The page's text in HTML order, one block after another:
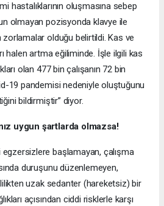
hastalıklarının oluşmasına sebep
olmayan pozisyonda klavye ile
zorlamalar olduğu belirtildi. Kas ve
halen artma eğiliminde. İşle ilgili kas
olan 477 bin çalışanın 72 bin
19 pandemisi nedeniyle oluştuğunu
bildirmiştir” diyor.
uygun şartlarda olmazsa!
başlamayan, çalışma
duruşunu düzenlemeyen,
uzak sedanter (hareketsiz) bir
açısından ciddi risklerle karşı